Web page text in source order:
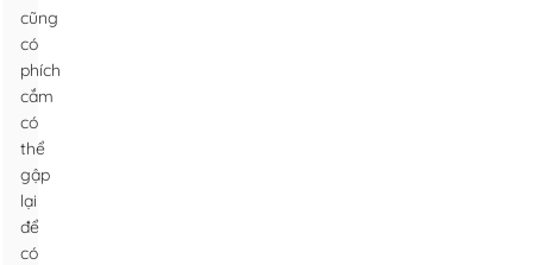
cũng
có
phích
cắm
có
thể
gập
lại
để
có